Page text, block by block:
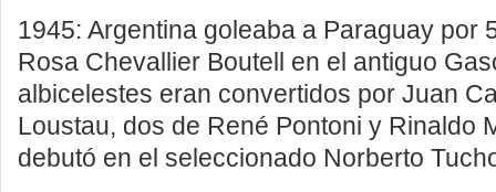
1945: Argentina goleaba a Paraguay por
Rosa Chevallier Boutell en el antiguo
albicelestes eran convertidos por Juan
Loustau, dos de René Pontoni y Rinaldo
debutó en el seleccionado Norberto